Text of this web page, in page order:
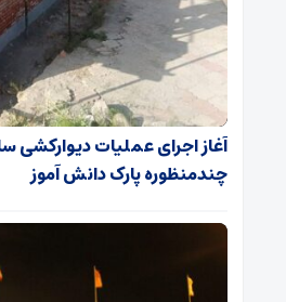
آغاز اجرای عملیات دیوارکشی
چندمنظوره پارک دانش آموز